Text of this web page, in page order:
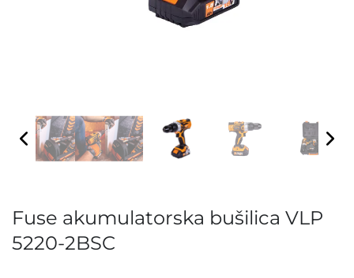
Fuse akumulatorska bušilica VLP
5220-2BSC